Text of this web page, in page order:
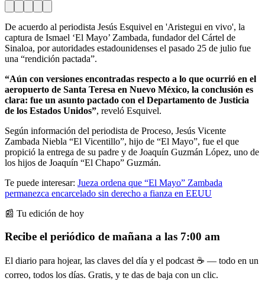
De acuerdo al periodista Jesús Esquivel en 'Aristegui en vivo', la
captura de Ismael ‘El Mayo’ Zambada, fundador del Cártel de
Sinaloa, por autoridades estadounidenses el pasado 25 de julio fue
una “rendición pactada”.
“Aún con versiones encontradas respecto a lo que ocurrió en el
aeropuerto de Santa Teresa en Nuevo México, la conclusión es
clara: fue un asunto pactado con el Departamento de Justicia
de los Estados Unidos”, reveló Esquivel.
Según información del periodista de Proceso, Jesús Vicente
Zambada Niebla “El Vicentillo”, hijo de “El Mayo”, fue el que
propició la entrega de su padre y de Joaquín Guzmán López, uno de
los hijos de Joaquín “El Chapo” Guzmán.
Te puede interesar: Jueza ordena que “El Mayo” Zambada
permanezca encarcelado sin derecho a fianza en EEUU
📰 Tu edición de hoy
Recibe el periódico de mañana a las 7:00 am
El diario para hojear, las claves del día y el podcast ☕ — todo en un
correo, todos los días. Gratis, y te das de baja con un clic.